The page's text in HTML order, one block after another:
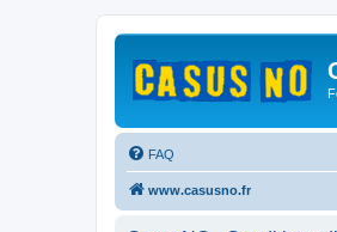
FAQ
www.casusno.fr